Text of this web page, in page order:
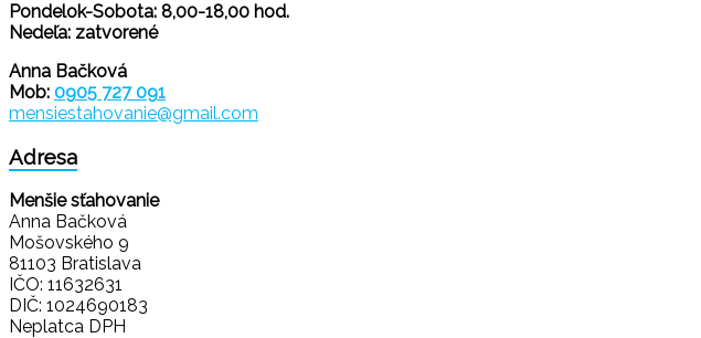
Pondelok-Sobota: 8,00-18,00 hod.
Nedeľa: zatvorené
Anna Bačková
Mob: 0905 727 091
mensiestahovanie@gmail.com
Adresa
Menšie sťahovanie
Anna Bačková
Mošovského 9
81103 Bratislava
IČO: 11632631
DIČ: 1024690183
Neplatca DPH